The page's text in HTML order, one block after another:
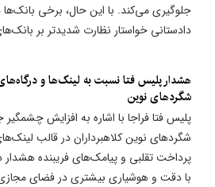
جلوگیری می‌کند. با این حال، برخی
دادستانی خواستار نظارت شدیدتر بر
​هشدار پلیس فتا نسبت به لینک‌ها و
شگردهای نوین
پلیس فتا فراجا با اشاره به افزایش
شگردهای نوین کلاهبرداران در قالب
پرداخت تقلبی و پیامک‌های فریبنده
با دقت و هوشیاری بیشتری در فضای